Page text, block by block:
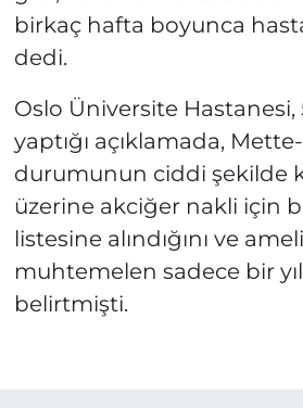
birkaç hafta boyunca
dedi.
Oslo Üniversite Hastanesi,
yaptığı açıklamada,
durumunun ciddi şekilde
üzerine akciğer nakli için
listesine alındığını ve
muhtemelen sadece bir yıl
belirtmişti.